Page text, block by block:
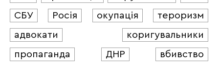
СБУ
Росія окупація
тероризм
адвокати
коригувальники
пропаганда
ДНР
вбивство